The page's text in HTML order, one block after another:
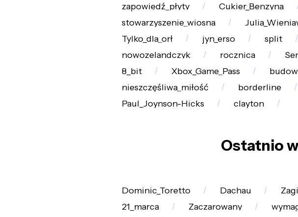
zapowiedź_płyty
Cukier_Benzyna
stowarzyszenie_wiosna
Tylko_dla_orł
jyn_erso split
nowozelandczyk
rocznica
8_bit
Xbox_Game_Pass
nieszczęśliwa_miłość
borderline
Paul_Joynson-Hicks
clayton
Ostatnio
Dominic_Toretto Dachau
21_marca
Zaczarowany